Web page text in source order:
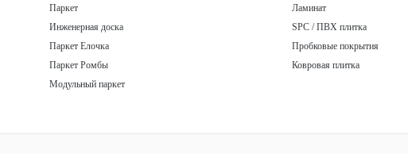
Паркет
Инженерная доска
Паркет Елочка
Паркет Ромбы
Модульный паркет
Ламинат
SPC / ПВХ плитка
Пробковые покрытия
Ковровая плитка